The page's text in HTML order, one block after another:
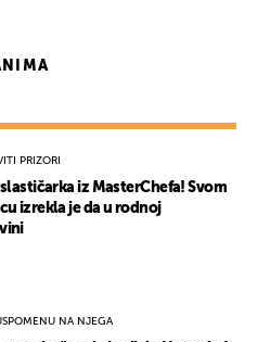
PRIZORI
slastičarka iz MasterChefa! Svom
izrekla je da u rodnoj
NA NJEGA